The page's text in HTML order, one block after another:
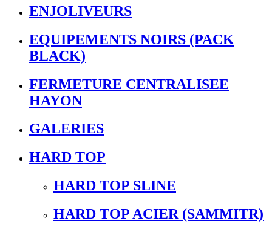
ENJOLIVEURS
EQUIPEMENTS NOIRS (PACK
BLACK)
FERMETURE CENTRALISEE
HAYON
GALERIES
HARD TOP
HARD TOP SLINE
HARD TOP ACIER (SAMMITR)